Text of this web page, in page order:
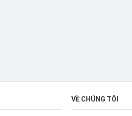
VỀ CHÚNG TÔI